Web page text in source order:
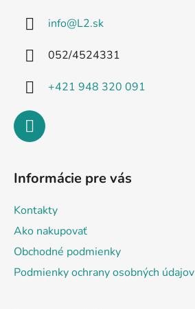
info@L2.sk
052/4524331
+421 948 320 091
Informácie pre vás
Kontakty
Ako nakupovať
Obchodné podmienky
Podmienky ochrany osobných údajov